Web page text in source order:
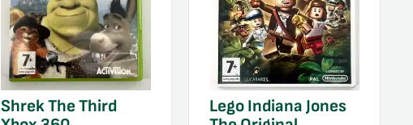
Shrek The Third
Lego Indiana Jones